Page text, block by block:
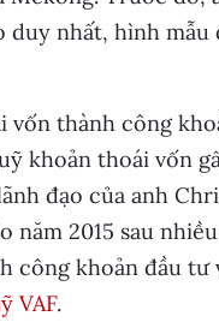
duy nhất, hình mẫu
vốn thành công
khoản thoái vốn
đạo của anh
năm 2015 sau
công khoản đầu tư
VAF.